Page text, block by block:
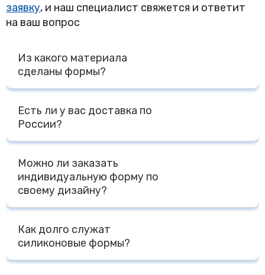
заявку, и наш специалист свяжется и ответит
на ваш вопрос
Из какого материала
сделаны формы?
Все наши формы и изделия из силикона сделаны из
премиального пищевого силикона на основе платины
Есть ли у вас доставка по
России?
Доставка по России осуществляется Транспортными
Компаниями - ПЭК, СДЭК, Деловые Линии, КИТ, либо
другими Компаниями на выбор Клиента. Доставка до
терминала Транспортной Компании в г. Москве
осуществляется бесплатно, отправка за счет
Можно ли заказать
индивидуальную форму по
своему дизайну?
Да, мы специализируемся на изготовлении форм по
индивидуальному дизайну Заказчика. Для расчета
стоимости нам необходим макет, фото, чертеж,
модель с размерами или готовый образец изделия и
Как долго служат
силиконовые формы?
При правильной эксплуатации форм - температурный